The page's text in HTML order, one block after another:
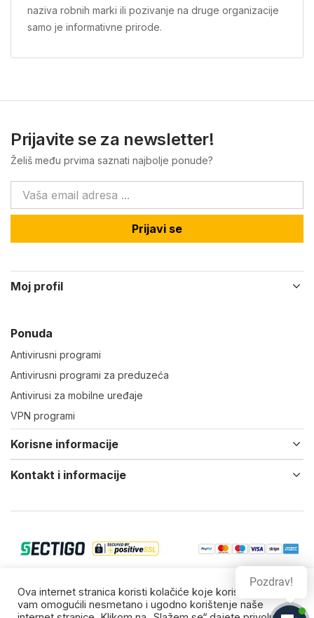
naziva robnih marki ili pozivanje na druge organizacije
samo je informativne prirode.
Prijavite se za newsletter!
Želiš među prvima saznati najbolje ponude?
Prijavi se
Moj profil
Ponuda
Antivirusni programi
Antivirusni programi za preduzeća
Antivirusi za mobilne uređaje
VPN programi
Korisne informacije
Kontakt i informacije
© 2022-24 Virtual IT d.o.o. Vsa prava zadržana.
Zaštitni znakovi su vlasništvo njihovih vlasnika.
Ova internet stranica koristi kolačiće koje koristimo da bi
vam omogućili nesmetano i ugodno korištenje naše
Pozdrav!